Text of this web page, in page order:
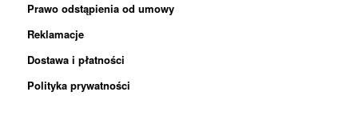
Prawo odstąpienia od umowy
Reklamacje
Dostawa i płatności
Polityka prywatności